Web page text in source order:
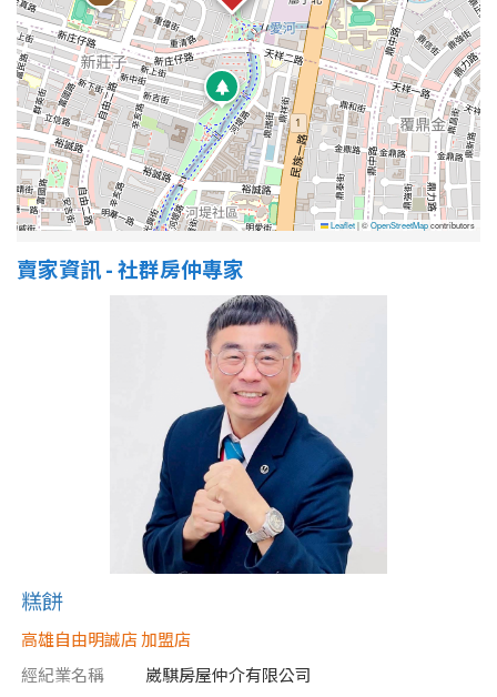
不拘
5 年以下
5-10 年 10-20 年
20-30 年 30-40 年
40 年以上
售價
Leaflet|©OpenStreetMapcontributors
賣家資訊 - 社群房仲專家
糕餅
高雄自由明誠店 加盟店
經紀業名稱
崴騏房屋仲介有限公司